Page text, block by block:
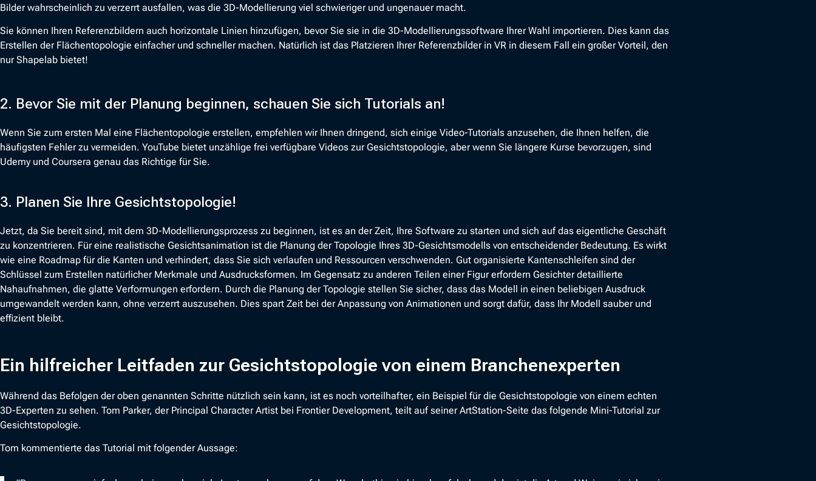
Bilder wahrscheinlich zu verzerrt ausfallen, was die 3D-Modellierung viel schwieriger und ungenauer macht.
Sie können Ihren Referenzbildern auch horizontale Linien hinzufügen, bevor Sie sie in die 3D-Modellierungssoftware Ihrer Wahl importieren. Dies kann das
Erstellen der Flächentopologie einfacher und schneller machen. Natürlich ist das Platzieren Ihrer Referenzbilder in VR in diesem Fall ein großer Vorteil, den
nur Shapelab bietet!
2. Bevor Sie mit der Planung beginnen, schauen Sie sich Tutorials an!
Wenn Sie zum ersten Mal eine Flächentopologie erstellen, empfehlen wir Ihnen dringend, sich einige Video-Tutorials anzusehen, die Ihnen helfen, die
häufigsten Fehler zu vermeiden. YouTube bietet unzählige frei verfügbare Videos zur Gesichtstopologie, aber wenn Sie längere Kurse bevorzugen, sind
Udemy und Coursera genau das Richtige für Sie.
3. Planen Sie Ihre Gesichtstopologie!
Jetzt, da Sie bereit sind, mit dem 3D-Modellierungsprozess zu beginnen, ist es an der Zeit, Ihre Software zu starten und sich auf das eigentliche Geschäft
zu konzentrieren. Für eine realistische Gesichtsanimation ist die Planung der Topologie Ihres 3D-Gesichtsmodells von entscheidender Bedeutung. Es wirkt
wie eine Roadmap für die Kanten und verhindert, dass Sie sich verlaufen und Ressourcen verschwenden. Gut organisierte Kantenschleifen sind der
Schlüssel zum Erstellen natürlicher Merkmale und Ausdrucksformen. Im Gegensatz zu anderen Teilen einer Figur erfordern Gesichter detaillierte
Nahaufnahmen, die glatte Verformungen erfordern. Durch die Planung der Topologie stellen Sie sicher, dass das Modell in einen beliebigen Ausdruck
umgewandelt werden kann, ohne verzerrt auszusehen. Dies spart Zeit bei der Anpassung von Animationen und sorgt dafür, dass Ihr Modell sauber und
effizient bleibt.
Ein hilfreicher Leitfaden zur Gesichtstopologie von einem Branchenexperten
Während das Befolgen der oben genannten Schritte nützlich sein kann, ist es noch vorteilhafter, ein Beispiel für die Gesichtstopologie von einem echten
3D-Experten zu sehen. Tom Parker, der Principal Character Artist bei Frontier Development, teilt auf seiner ArtStation-Seite das folgende Mini-Tutorial zur
Gesichtstopologie.
Tom kommentierte das Tutorial mit folgender Aussage: